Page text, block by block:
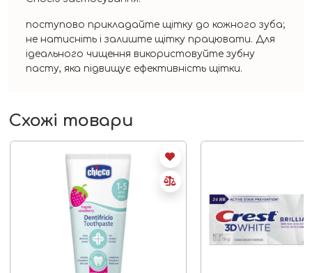
поступово прикладайте щітку до кожного зуба;
не натисніть і залиште щітку працювати. Для
ідеального чищення використовуйте зубну
пасту, яка підвищує ефективність щітки.
Схожі товари